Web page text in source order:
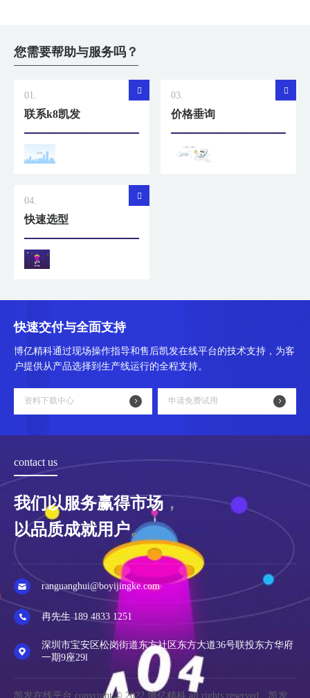
您需要帮助与服务吗？
01.
联系k8凯发
03.
价格垂询
04.
快速选型
快速交付与全面支持
博亿精科通过现场操作指导和售后凯发在线平台的技术支持，为客
户提供从产品选择到生产线运行的全程支持。
资料下载中心 申请免费试用
contact us
我们以服务赢得市场 ，
以品质成就用户。
ranguanghui@boyijingke.com
冉先生 189 4833 1251
深圳市宝安区松岗街道东方社区东方大道36号联投东方华府
一期9座29l
凯发在线平台 copyright © 2022 博亿精科 all rights reserved 凯发